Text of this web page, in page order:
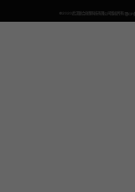
©2020武汉联合创想科技有限公司版权所有 鄂